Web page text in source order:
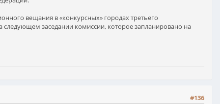
вещания в «конкурсных» городах третьего
заседании комиссии, которое запланировано на
#136